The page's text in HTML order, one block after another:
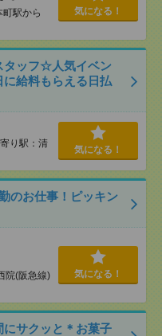
町駅から
気になる！
タッフ☆人気イベン
に給料もらえる日払
り駅：清
気になる！
のお仕事！ピッキン
院(阪急線)
気になる！
にサクッと＊お菓子